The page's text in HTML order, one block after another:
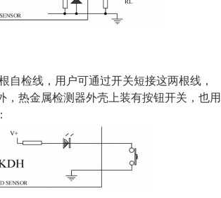
自检线，用户可通过开关短接这两根线，
，热金属检测器外壳上装有按钮开关，也用